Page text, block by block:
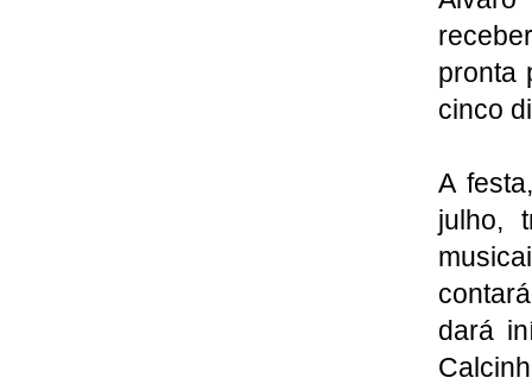
pronta
cinco
A
julho,
dará